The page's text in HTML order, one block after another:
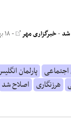
شد-خبرگزاری مهر - ۱۸ بهمن ۱۴۰۰
پارلمان
هرزنگاری اصلاح شد